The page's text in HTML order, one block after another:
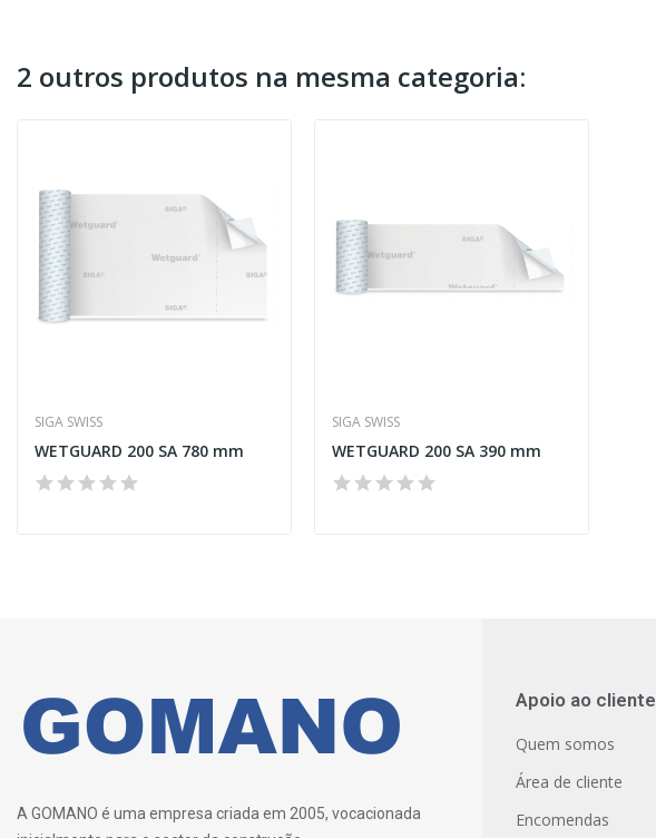
2 outros produtos na mesma categoria:
SIGA SWISS
WETGUARD 200 SA 780 mm
SIGA SWISS
WETGUARD 200 SA 390 mm
A GOMANO é uma empresa criada em 2005, vocacionada
Apoio ao cliente
Quem somos
Área de cliente
Encomendas